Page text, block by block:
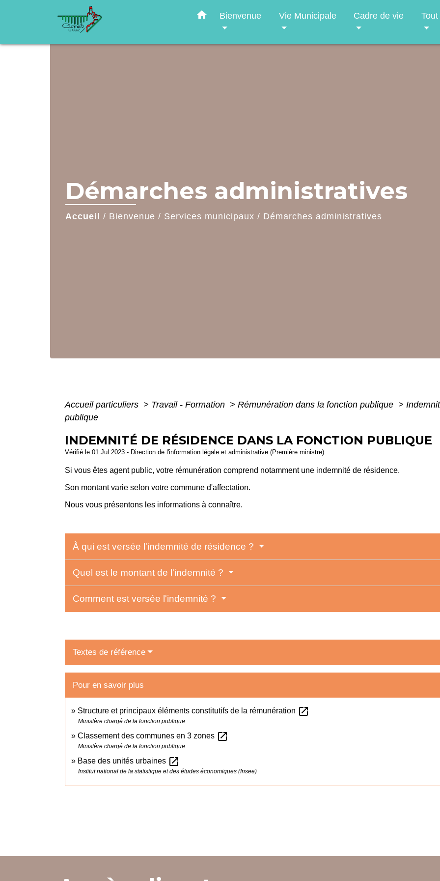
home Bienvenue Vie Municipale Cadre de vie
Démarches administratives
Accueil / Bienvenue / Services municipaux / Démarches administratives
Accueil particuliers > Travail - Formation > Rémunération dans la fonction publique >
publique
INDEMNITÉ DE RÉSIDENCE DANS LA FONCTION PUBLIQUE
Vérifié le 01 Jul 2023 - Direction de l'information légale et administrative (Première ministre)
Si vous êtes agent public, votre rémunération comprend notamment une indemnité de résidence.
Son montant varie selon votre commune d'affectation.
Nous vous présentons les informations à connaître.
À qui est versée l'indemnité de résidence ?
Quel est le montant de l'indemnité ?
Comment est versée l'indemnité ?
Textes de référence
Pour en savoir plus
Structure et principaux éléments constitutifs de la rémunération open_in_new
Ministère chargé de la fonction publique
Classement des communes en 3 zones open_in_new
Ministère chargé de la fonction publique
Base des unités urbaines open_in_new
Institut national de la statistique et des études économiques (Insee)